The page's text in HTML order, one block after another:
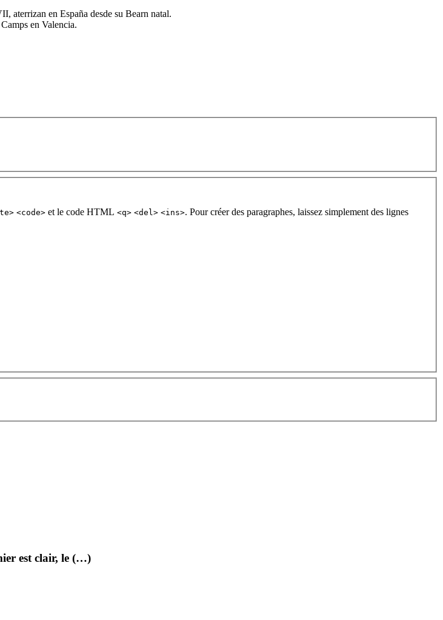
aterrizan en España desde su Bearn natal.
en Valencia.
<code> et le code HTML <q> <del> <ins>. Pour créer des paragraphes, laissez simplement des lignes
est clair, le (…)